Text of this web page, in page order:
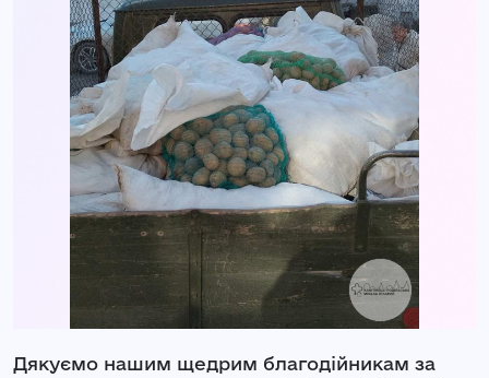
Дякуємо нашим щедрим благодійникам за